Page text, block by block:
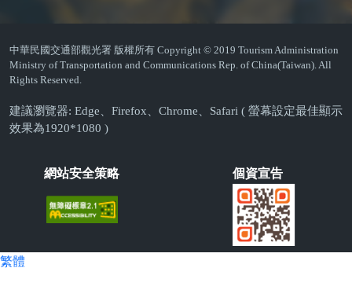
中華民國交通部觀光署 版權所有 Copyright © 2019 Tourism Administration
Ministry of Transportation and Communications Rep. of China(Taiwan). All
Rights Reserved.
建議瀏覽器: Edge、Firefox、Chrome、Safari ( 螢幕設定最佳顯示
效果為1920*1080 )
網站安全策略 個資宣告
繁體